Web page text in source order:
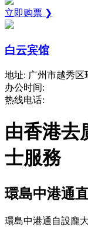
立即购票 ❯
白云宾馆
地址: 广州市越秀区
办公时间:
热线电话:
由香港去
士服務
環島中港通
環島中港通自設龐